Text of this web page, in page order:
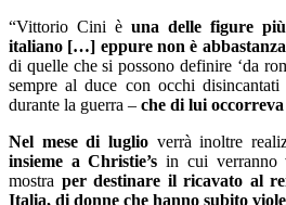
“Vittorio Cini è una delle figure
italiano […] eppure non è
di quelle che si possono definire ‘da
sempre al duce con occhi disincantati
durante la guerra – che di lui
Nel mese di luglio verrà inoltre
insieme a Christie’s in cui verranno
mostra per destinare il ricavato al
Italia, di donne che hanno subito